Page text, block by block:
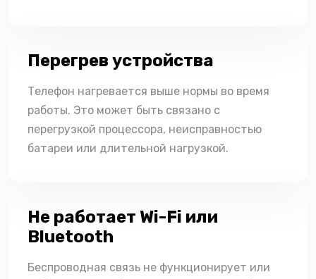
Перегрев устройства
Телефон нагревается выше нормы во время
работы. Это может быть связано с
перегрузкой процессора, неисправностью
батареи или длительной нагрузкой.
Не работает Wi-Fi или
Bluetooth
Беспроводная связь не функционирует или